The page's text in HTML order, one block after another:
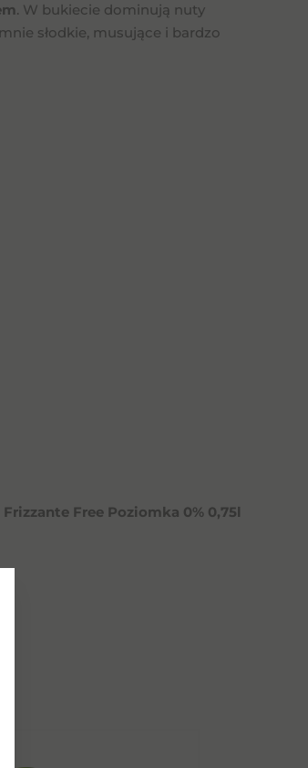
. W bukiecie dominują nuty
słodkie, musujące i bardzo
Free Poziomka 0% 0,75l